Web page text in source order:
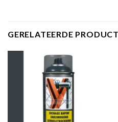
GERELATEERDE